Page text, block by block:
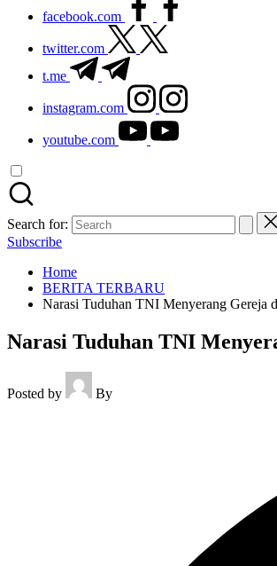
facebook.com
twitter.com
t.me
instagram.com
youtube.com
Search for:
Subscribe
Home
BERITA TERBARU
Narasi Tuduhan TNI Menyerang Gereja
Narasi Tuduhan TNI
Posted by By